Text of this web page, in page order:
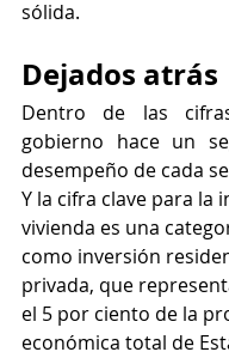
sólida.
Dejados atrás
Dentro de las
gobierno hace un
desempeño de cada
Y la cifra clave para la
vivienda es una
como inversión
privada, que
el 5 por ciento de la
económica total de